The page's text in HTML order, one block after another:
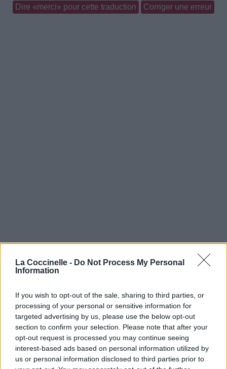
La Coccinelle - Do Not Process My Personal
Information
If you wish to opt-out of the sale, sharing to third parties, or
processing of your personal or sensitive information for
targeted advertising by us, please use the below opt-out
section to confirm your selection. Please note that after your
opt-out request is processed you may continue seeing
interest-based ads based on personal information utilized by
us or personal information disclosed to third parties prior to
Dire «merci» pour cette traduction Corriger une erreur